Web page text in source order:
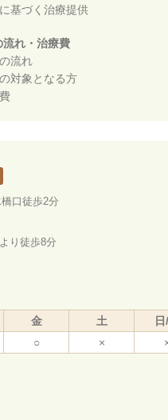
基づく治療提供
流れ・治療費
流れ
対象となる方
口徒歩2分
り徒歩8分
金 土
○ ×